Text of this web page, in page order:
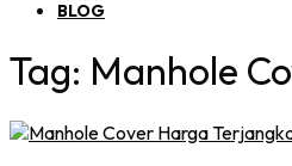
BLOG
Tag: Manhole